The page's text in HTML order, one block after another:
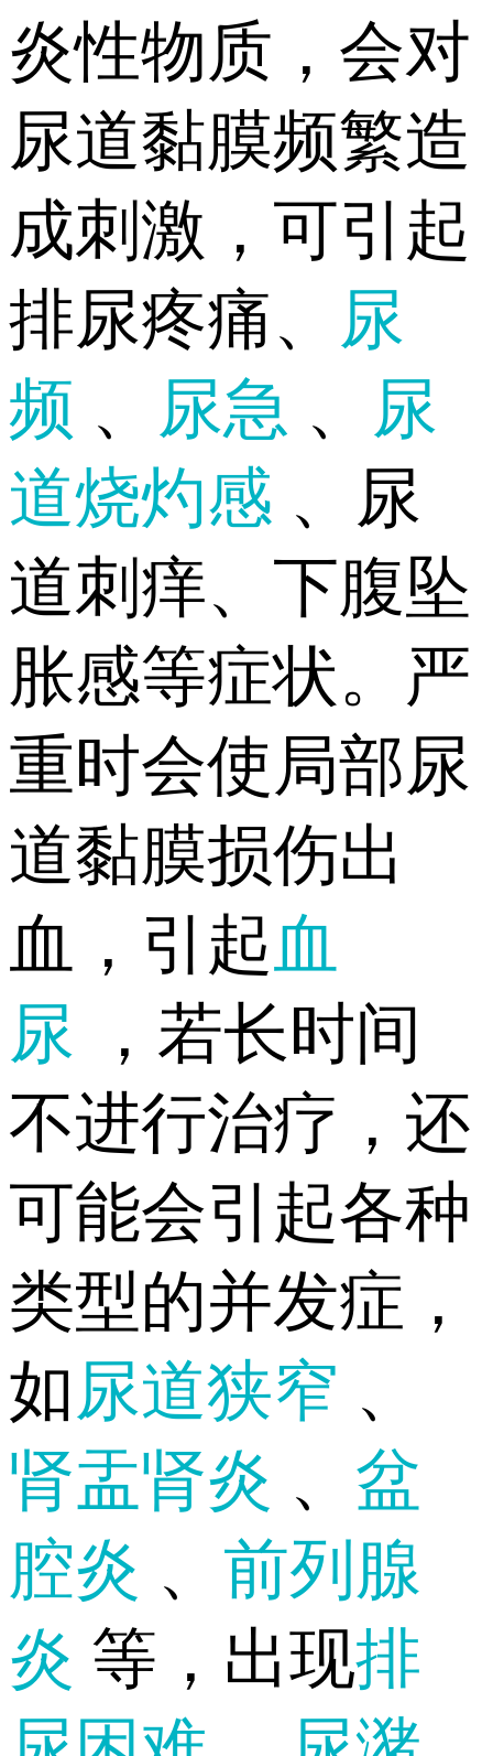
炎性物质，会对
尿道黏膜频繁造
成刺激，可引起
排尿疼痛、
尿
频 、 尿急 、
尿
道烧灼感 、尿
道刺痒、下腹坠
胀感等症状。严
重时会使局部尿
道黏膜损伤出
血，引起 血
尿
，若长时间
不进行治疗，还
可能会引起各种
类型的并发症，
如尿道狭窄 、
肾盂肾炎 、 盆
腔炎 、 前列腺
炎 等，出现排